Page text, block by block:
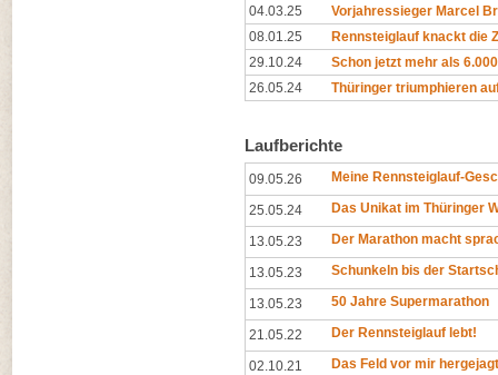
04.03.25
Vorjahressieger Marcel
08.01.25
Rennsteiglauf knackt die
29.10.24
Schon jetzt mehr als
26.05.24
Thüringer triumphieren
Laufberichte
09.05.26 Meine Rennsteiglauf-
25.05.24 Das Unikat im Thüringer
13.05.23 Der Marathon macht
13.05.23 Schunkeln bis der
13.05.23 50 Jahre Supermarathon
21.05.22 Der Rennsteiglauf lebt!
02.10.21 Das Feld vor mir hergejagt